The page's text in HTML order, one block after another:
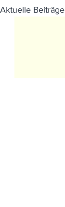
Aktuelle Beiträge